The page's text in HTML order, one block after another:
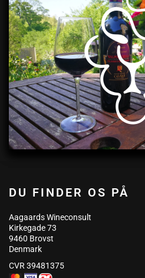
DU FINDER OS PÅ
Aagaards Wineconsult
Kirkegade 73
9460 Brovst
Denmark
CVR 39481375